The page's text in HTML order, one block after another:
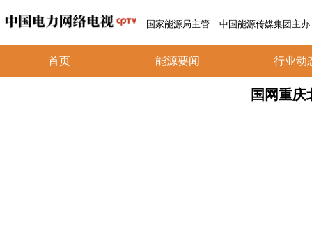
国家能源局主管 中国能源传媒集团主办
首页 能源要闻 行业动
国网重庆